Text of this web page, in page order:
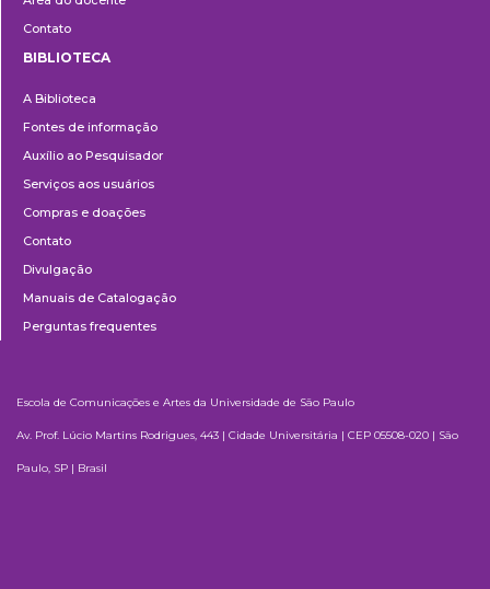
Contato
BIBLIOTECA
A Biblioteca
Fontes de informação
Auxílio ao Pesquisador
Serviços aos usuários
Compras e doações
Contato
Divulgação
Manuais de Catalogação
Perguntas frequentes
Escola de Comunicações e Artes da Universidade de São Paulo
Av. Prof. Lúcio Martins Rodrigues, 443 | Cidade Universitária | CEP 05508-020 | São
Paulo, SP | Brasil